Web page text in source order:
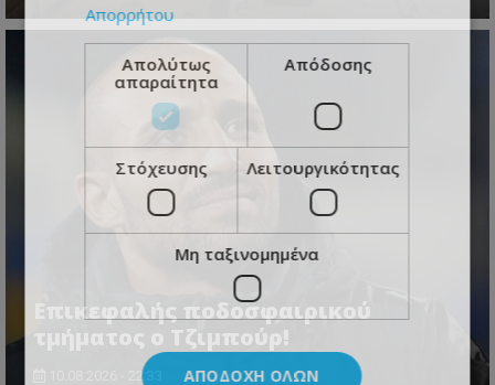
Επικεφαλής ποδοσφαιρικού
τμήματος ο Τζιμπούρ!
10.08.2026 - 22:33
Απορρήτου
Απολύτως
απαραίτητα
Απόδοσης
Στόχευσης Λειτουργικότητας
Μη ταξινομημένα
ΑΠΟΔΟΧΉ ΌΛΩΝ